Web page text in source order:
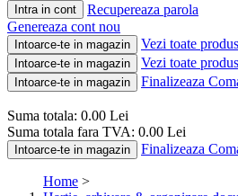
Intra in cont
Recupereaza parola
Genereaza cont nou
Intoarce-te in magazin Vezi toate
Intoarce-te in magazin Vezi toate
Intoarce-te in magazin Finalizeaza
Suma totala: 0.00 Lei
Suma totala fara TVA: 0.00 Lei
Intoarce-te in magazin Finalizeaza
Home >